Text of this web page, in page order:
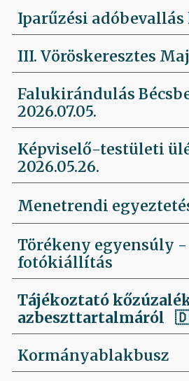
Iparűzési
III. Vöröskeresztes
Falukirándulás
2026.07.05.
Képviselő-testületi
2026.05.26.
Menetrendi
Törékeny egyensúly -
fotókiállítás
Tájékoztató
azbeszttartalmáról
Kormányablakbusz